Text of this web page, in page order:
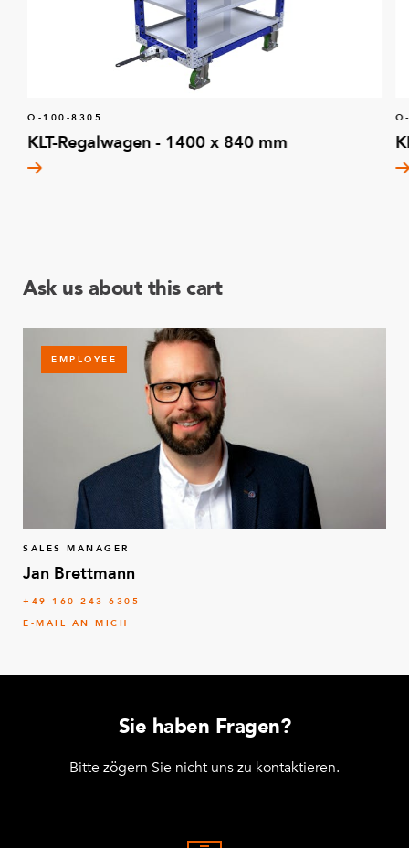
Q-100-8305
KLT-Regalwagen - 1400 x 840 mm
Ask us about this cart
EMPLOYEE
SALES MANAGER
Jan Brettmann
+49 160 243 6305
E-MAIL AN MICH
Sie haben Fragen?
Bitte zögern Sie nicht uns zu kontaktieren.